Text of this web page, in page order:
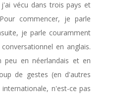
vécu dans trois pays et
commencer, je parle
je parle couramment
en anglais.
peu en néerlandais et en
de gestes (en d'autres
n'est-ce pas